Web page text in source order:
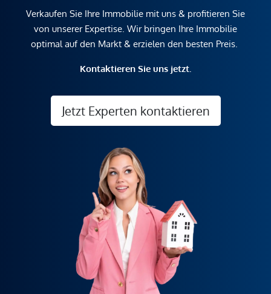
Verkaufen Sie Ihre Immobilie mit uns & profitieren Sie
von unserer Expertise. Wir bringen Ihre Immobilie
optimal auf den Markt & erzielen den besten Preis.
Kontaktieren Sie uns jetzt.
Jetzt Experten kontaktieren